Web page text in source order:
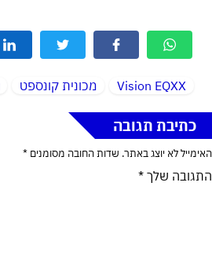
Vision EQXX מכונית קונספט
כתיבת תגובה
האימייל לא יוצג באתר. שדות החובה מסומנים *
התגובה שלך *